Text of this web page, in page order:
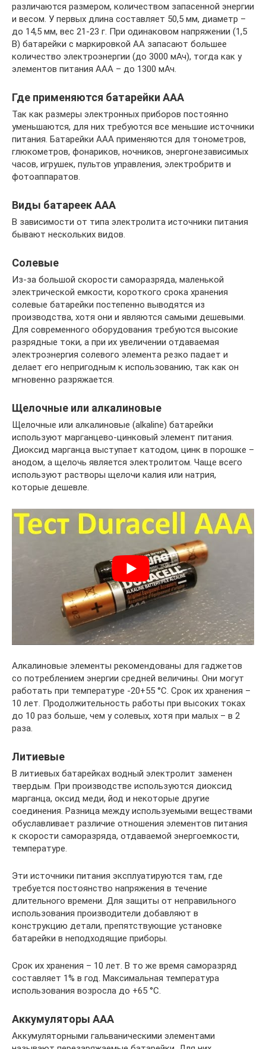
различаются размером, количеством запасенной энергии
и весом. У первых длина составляет 50,5 мм, диаметр –
до 14,5 мм, вес 21-23 г. При одинаковом напряжении (1,5
В) батарейки с маркировкой АА запасают большее
количество электроэнергии (до 3000 мАч), тогда как у
элементов питания ААА – до 1300 мАч.
Где применяются батарейки ААА
Так как размеры электронных приборов постоянно
уменьшаются, для них требуются все меньшие источники
питания. Батарейки ААА применяются для тонометров,
глюкометров, фонариков, ночников, энергонезависимых
часов, игрушек, пультов управления, электробритв и
фотоаппаратов.
Виды батареек ААА
В зависимости от типа электролита источники питания
бывают нескольких видов.
Солевые
Из-за большой скорости саморазряда, маленькой
электрической емкости, короткого срока хранения
солевые батарейки постепенно выводятся из
производства, хотя они и являются самыми дешевыми.
Для современного оборудования требуются высокие
разрядные токи, а при их увеличении отдаваемая
электроэнергия солевого элемента резко падает и
делает его непригодным к использованию, так как он
мгновенно разряжается.
Щелочные или алкалиновые
Щелочные или алкалиновые (alkaline) батарейки
используют марганцево-цинковый элемент питания.
Диоксид марганца выступает катодом, цинк в порошке –
анодом, а щелочь является электролитом. Чаще всего
используют растворы щелочи калия или натрия,
которые дешевле.
Алкалиновые элементы рекомендованы для гаджетов
со потреблением энергии средней величины. Они могут
работать при температуре -20+55 °C. Срок их хранения –
10 лет. Продолжительность работы при высоких токах
до 10 раз больше, чем у солевых, хотя при малых – в 2
раза.
Литиевые
В литиевых батарейках водный электролит заменен
твердым. При производстве используются диоксид
марганца, оксид меди, йод и некоторые другие
соединения. Разница между используемыми веществами
обуславливает различие отношения элементов питания
к скорости саморазряда, отдаваемой энергоемкости,
температуре.
Эти источники питания эксплуатируются там, где
требуется постоянство напряжения в течение
длительного времени. Для защиты от неправильного
использования производители добавляют в
конструкцию детали, препятствующие установке
батарейки в неподходящие приборы.
Срок их хранения – 10 лет. В то же время саморазряд
составляет 1% в год. Максимальная температура
использования возросла до +65 °C.
Аккумуляторы ААА
Аккумуляторными гальваническими элементами